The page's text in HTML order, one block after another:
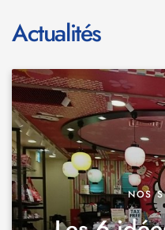
Actualités
NOS